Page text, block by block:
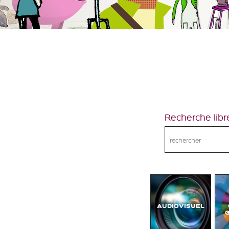
Recherche
AUDIOVISUEL